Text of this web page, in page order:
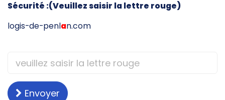
Sécurité :(Veuillez saisir la lettre rouge)
logis-de-penlan.com
Envoyer